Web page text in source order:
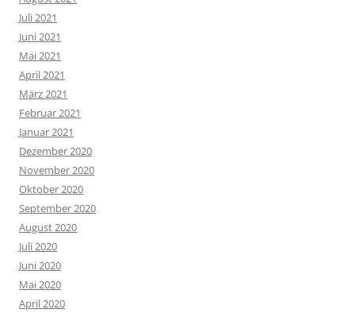
Juli 2021
Juni 2021
Mai 2021
April 2021
März 2021
Februar 2021
Januar 2021
Dezember 2020
November 2020
Oktober 2020
September 2020
August 2020
Juli 2020
Juni 2020
Mai 2020
April 2020